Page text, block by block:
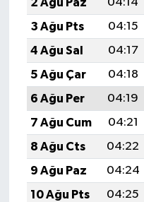
2 Ağu Paz
04:14
3 Ağu Pts
04:15
4 Ağu Sal
04:17
5 Ağu Çar
04:18
6 Ağu Per
04:19
7 Ağu Cum
04:21
8 Ağu Cts
04:22
9 Ağu Paz
04:24
10 Ağu Pts
04:25